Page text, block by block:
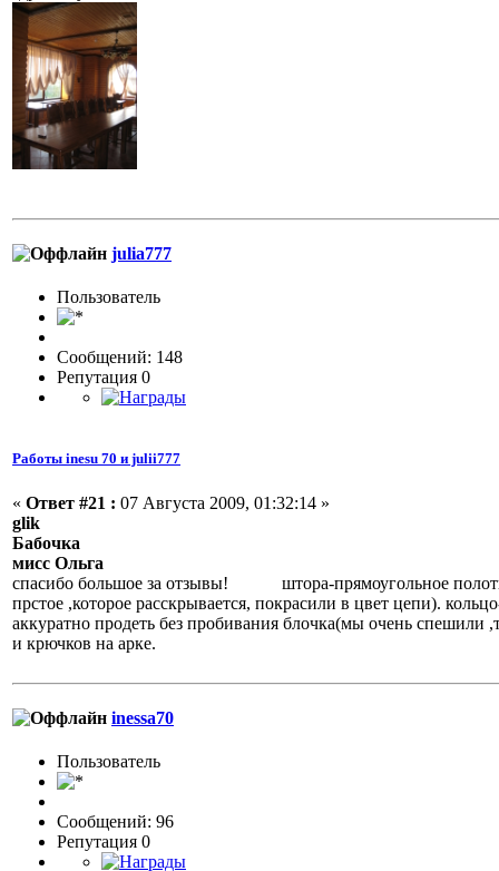
julia777
Пользовaтeль
Сообщений: 148
Репутация 0
Работы inesu 70 и julii777
« Ответ #21 : 07 Августа 2009, 01:32:14 »
glik
Бабочка
мисс Ольга
спасибо большое за отзывы! штора-прямоугольное
прстое ,которое расскрывается, покрасили в цвет цепи).
аккуратно продеть без пробивания блочка(мы очень
и крючков на арке.
inessa70
Пользовaтeль
Сообщений: 96
Репутация 0